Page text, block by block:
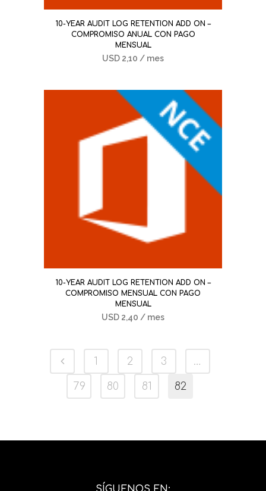
10-YEAR AUDIT LOG RETENTION ADD ON –
COMPROMISO ANUAL CON PAGO
MENSUAL
USD 2,10 / mes
10-YEAR AUDIT LOG RETENTION ADD ON –
COMPROMISO MENSUAL CON PAGO
MENSUAL
USD 2,40 / mes
1 2 3 …
79 80 81 82